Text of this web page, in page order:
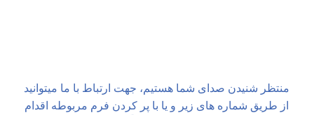
منتظر شنیدن صدای شما هستیم، جهت ارتباط با ما میتوانید
از طریق شماره های زیر و یا با پر کردن فرم مربوطه اقدام